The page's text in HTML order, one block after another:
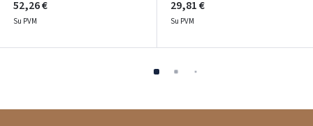
52,26 €
Su PVM
29,81 €
Su PVM